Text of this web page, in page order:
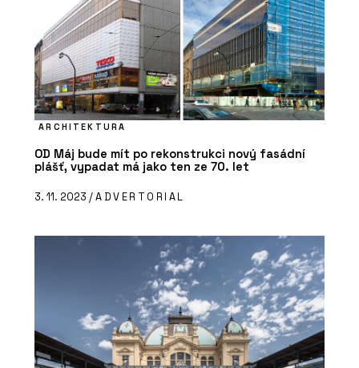
ARCHITEKTURA
OD Máj bude mít po rekonstrukci nový fasádní
plášť, vypadat má jako ten ze 70. let
3. 11. 2023 /ADVERTORIAL